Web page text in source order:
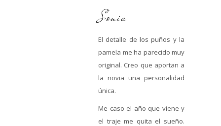
Sonia
El detalle de los puños y la
pamela me ha parecido muy
original. Creo que aportan a
la novia una personalidad
única.
Me caso el año que viene y
el traje me quita el sueño.